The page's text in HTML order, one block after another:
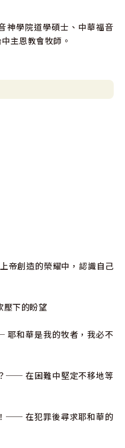
神學院道學碩士、中華福音
主恩教會牧師。
帝創造的榮耀中，認識自己
下的盼望
和華是我的牧者，我必不
── 在困難中堅定不移地等
── 在犯罪後尋求耶和華的